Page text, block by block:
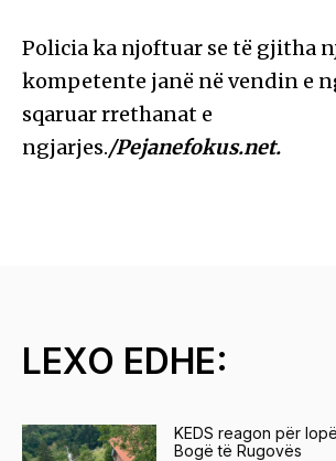
Policia ka njoftuar se të gjitha
kompetente janë në vendin e
sqaruar rrethanat e
ngjarjes./Pejanefokus.net.
LEXO EDHE:
KEDS reagon për
Bogë të Rugovës